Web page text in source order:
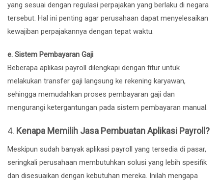
yang sesuai dengan regulasi perpajakan yang berlaku di negara
tersebut. Hal ini penting agar perusahaan dapat menyelesaikan
kewajiban perpajakannya dengan tepat waktu.
e. Sistem Pembayaran Gaji
Beberapa aplikasi payroll dilengkapi dengan fitur untuk
melakukan transfer gaji langsung ke rekening karyawan,
sehingga memudahkan proses pembayaran gaji dan
mengurangi ketergantungan pada sistem pembayaran manual.
4. Kenapa Memilih Jasa Pembuatan Aplikasi Payroll?
Meskipun sudah banyak aplikasi payroll yang tersedia di pasar,
seringkali perusahaan membutuhkan solusi yang lebih spesifik
dan disesuaikan dengan kebutuhan mereka. Inilah mengapa